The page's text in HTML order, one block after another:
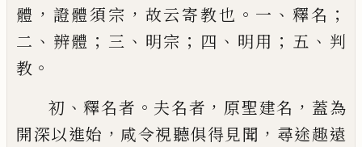
體 ， 證體須宗 ， 故云寄教也 。 一 、 釋名 ；
二 、 辨體 ； 三 、 明宗 ； 四 、 明用 ； 五 、 判
教 。
初 、釋名者 。 夫名者 ， 原聖建名 ， 蓋為
開深以進始 ， 咸令視聽俱得見聞 ， 尋途趣遠